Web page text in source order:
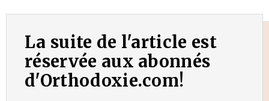
La suite de l'article est
réservée aux abonnés
d'Orthodoxie.com!